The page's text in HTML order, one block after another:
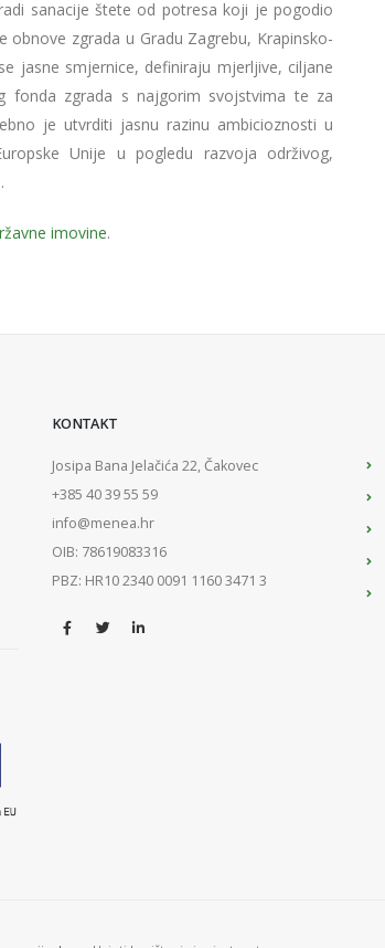
sanacije štete od potresa koji je pogodio
zgrada u Gradu Zagrebu, Krapinsko-
jasne smjernice, definiraju mjerljive, ciljane
fonda zgrada s najgorim svojstvima te za
je utvrditi jasnu razinu ambicioznosti u
Unije u pogledu razvoja održivog,
imovine.
KONTAKT
Josipa Bana Jelačića 22, Čakovec
+385 40 39 55 59
info@menea.hr
OIB: 78619083316
PBZ: HR10 2340 0091 1160 3471 3